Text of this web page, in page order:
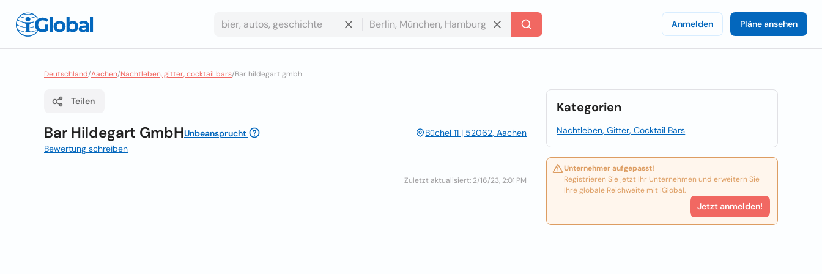
Anmelden Pläne ansehen
Deutschland/Aachen/Nachtleben, gitter, cocktail bars/Bar hildegart gmbh
Teilen
Bar Hildegart GmbHUnbeansprucht
Büchel 11 | 52062, Aachen
Bewertung schreiben
Zuletzt aktualisiert: 2/16/23, 2:01 PM
Kategorien
Nachtleben, Gitter, Cocktail Bars
Unternehmer aufgepasst!
Registrieren Sie jetzt Ihr Unternehmen und erweitern Sie
Ihre globale Reichweite mit iGlobal.
Jetzt anmelden!